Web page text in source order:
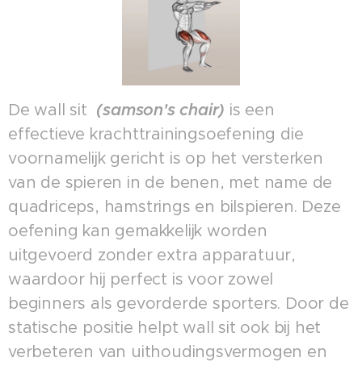
De wall sit (samson's chair) is een
effectieve krachttrainingsoefening die
voornamelijk gericht is op het versterken
van de spieren in de benen, met name de
quadriceps, hamstrings en bilspieren. Deze
oefening kan gemakkelijk worden
uitgevoerd zonder extra apparatuur,
waardoor hij perfect is voor zowel
beginners als gevorderde sporters. Door de
statische positie helpt wall sit ook bij het
verbeteren van uithoudingsvermogen en